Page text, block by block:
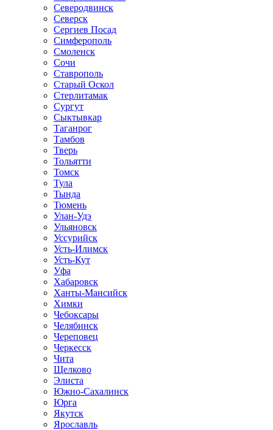
Северодвинск
Северск
Сергиев Посад
Симферополь
Смоленск
Сочи
Ставрополь
Старый Оскол
Стерлитамак
Сургут
Сыктывкар
Таганрог
Тамбов
Тверь
Тольятти
Томск
Тула
Тында
Тюмень
Улан-Удэ
Ульяновск
Уссурийск
Усть-Илимск
Усть-Кут
Уфа
Хабаровск
Ханты-Мансийск
Химки
Чебоксары
Челябинск
Череповец
Черкесск
Чита
Щелково
Элиста
Южно-Сахалинск
Юрга
Якутск
Ярославль